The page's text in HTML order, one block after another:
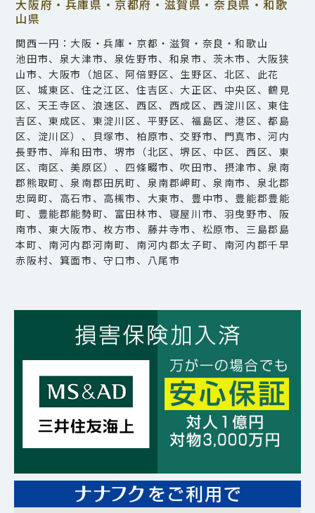
大阪府・兵庫県・京都府・滋賀県・奈良県・和歌
山県
関西一円：大阪・兵庫・京都・滋賀・奈良・和歌山
池田市、泉大津市、泉佐野市、和泉市、茨木市、大阪狭
山市、大阪市（旭区、阿倍野区、生野区、北区、此花
区、城東区、住之江区、住吉区、大正区、中央区、鶴見
区、天王寺区、浪速区、西区、西成区、西淀川区、東住
吉区、東成区、東淀川区、平野区、福島区、港区、都島
区、淀川区）、貝塚市、柏原市、交野市、門真市、河内
長野市、岸和田市、堺市（北区、堺区、中区、西区、東
区、南区、美原区）、四條畷市、吹田市、摂津市、泉南
郡熊取町、泉南郡田尻町、泉南郡岬町、泉南市、泉北郡
忠岡町、高石市、高槻市、大東市、豊中市、豊能郡豊能
町、豊能郡能勢町、富田林市、寝屋川市、羽曳野市、阪
南市、東大阪市、枚方市、藤井寺市、松原市、三島郡島
本町、南河内郡河南町、南河内郡太子町、南河内郡千早
赤阪村、箕面市、守口市、八尾市